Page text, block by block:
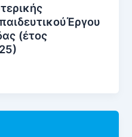
(έτος